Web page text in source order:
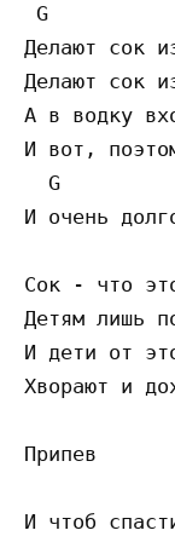
G
Делают сок
Делают сок
А в водку
И вот,
G
И очень
Сок - что
Детям лишь
И дети от
Хворают и
Припев
И чтоб